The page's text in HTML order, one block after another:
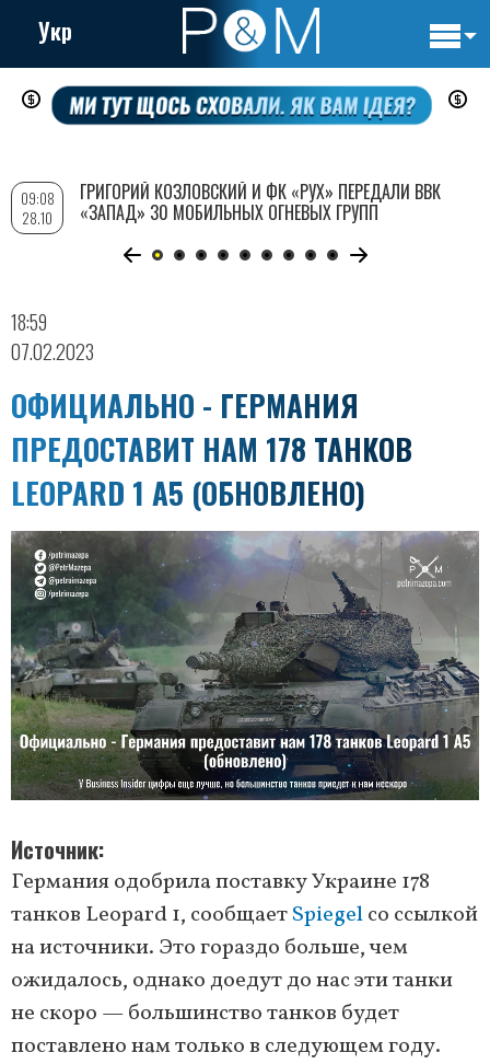
Перейти
содержанию
Укр
18:59
07.02.2023
ОФИЦИАЛЬНО - ГЕРМАНИЯ
ПРЕДОСТАВИТ НАМ 178 ТАНКОВ
LEOPARD 1 A5 (ОБНОВЛЕНО)
Источник
Германия одобрила поставку Украине 178
танков Leopard 1, сообщаетSpiegelсо ссылкой
на источники. Это гораздо больше, чем
ожидалось, однако доедут до нас эти танки
не скоро — большинство танков будет
поставлено нам только в следующем году.
09:08
28.10
ГРИГОРИЙ КОЗЛОВСКИЙ И ФК «РУХ» ПЕРЕДАЛИ ВВК
«ЗАПАД» 30 МОБИЛЬНЫХ ОГНЕВЫХ ГРУПП